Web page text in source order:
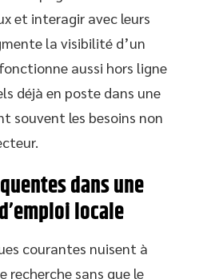
et interagir avec leurs
la visibilité d’un
aussi hors ligne
déjà en poste dans une
souvent les besoins non
dans une
locale
courantes nuisent à
recherche sans que le